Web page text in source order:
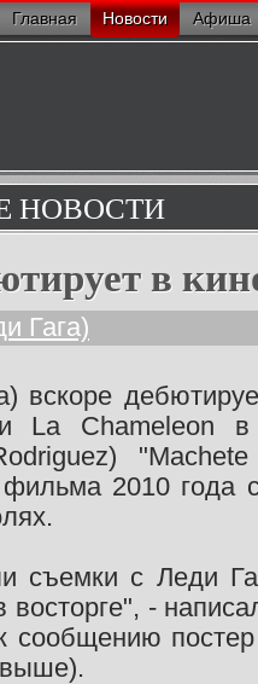
Главная Новости Афиша
НОВОСТИ
в
Гага)
вскоре
La Chameleon
фильма 2010
съемки с Леди
восторге", -
сообщению